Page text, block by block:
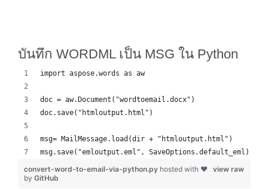
บันทึก WORDML เป็น MSG ใน Python
import aspose.words as aw
doc = aw.Document("wordtoemail.docx")
doc.save("htmloutput.html")
msg= MailMessage.load(dir + "htmloutput.html")
msg.save("emloutput.eml", SaveOptions.default_eml)
view raw
convert-word-to-email-via-python.py hosted with ❤
by GitHub